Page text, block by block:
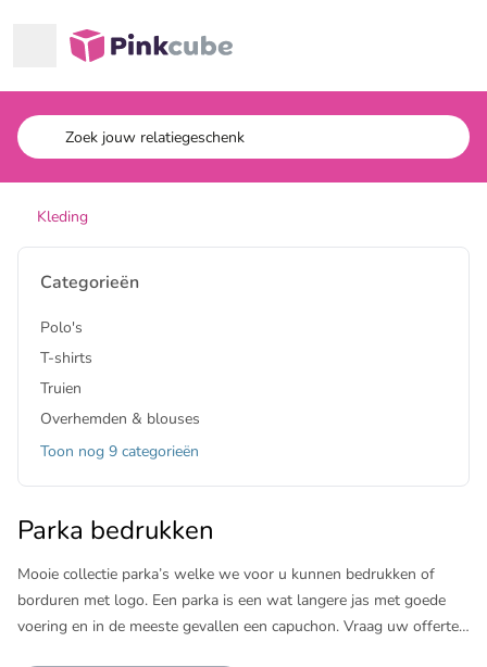
Pinkcube
Kleding
Categorieën
Polo's
T-shirts
Truien
Overhemden & blouses
Toon nog 9 categorieën
Parka bedrukken
Mooie collectie parka’s welke we voor u kunnen bedrukken of
borduren met logo. Een parka is een wat langere jas met goede
voering en in de meeste gevallen een capuchon. Vraag uw offerte